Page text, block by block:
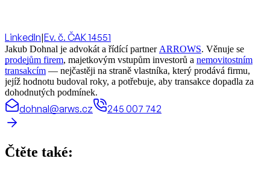
LinkedIn|Ev. č. ČAK 14551
Jakub Dohnal je advokát a řídící partnerARROWS. Věnuje se
prodejům firem, majetkovým vstupům investorů a nemovitostním
transakcím — nejčastěji na straně vlastníka, který prodává firmu,
jejíž hodnotu budoval roky, a potřebuje, aby transakce dopadla za
dohodnutých podmínek.
dohnal@arws.cz 245 007 742
Čtěte také: